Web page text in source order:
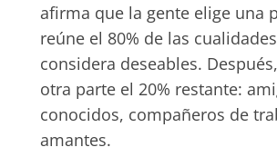
afirma que la gente elige una
reúne el 80% de las
considera deseables.
otra parte el 20% restante:
conocidos, compañeros de
amantes.